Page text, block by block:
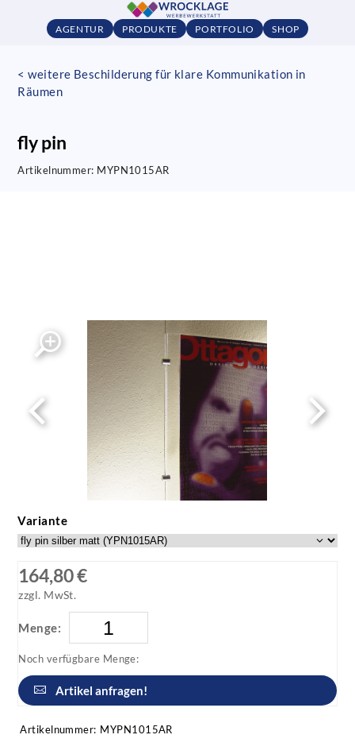
AGENTUR PRODUKTE PORTFOLIO SHOP
< weitere Beschilderung für klare Kommunikation in
Räumen
fly pin
Artikelnummer: MYPN1015AR
Variante
164,80 €
zzgl. MwSt.
Menge:
Noch verfügbare Menge:
Artikel anfragen!
Artikelnummer: MYPN1015AR